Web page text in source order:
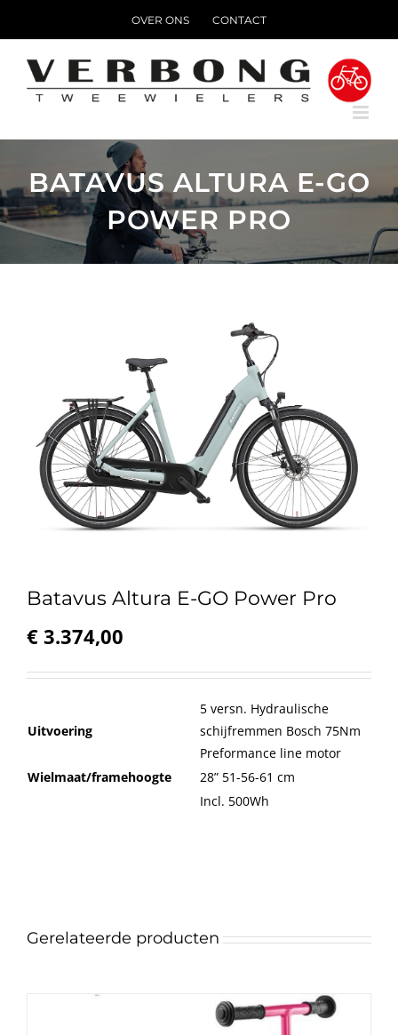
OVER ONS CONTACT
BATAVUS ALTURA E-GO
POWER PRO
Batavus Altura E-GO Power Pro
€ 3.374,00
Uitvoering
5 versn. Hydraulische
schijfremmen Bosch 75Nm
Preformance line motor
Wielmaat/framehoogte
28” 51-56-61 cm
Incl. 500Wh
Gerelateerde producten